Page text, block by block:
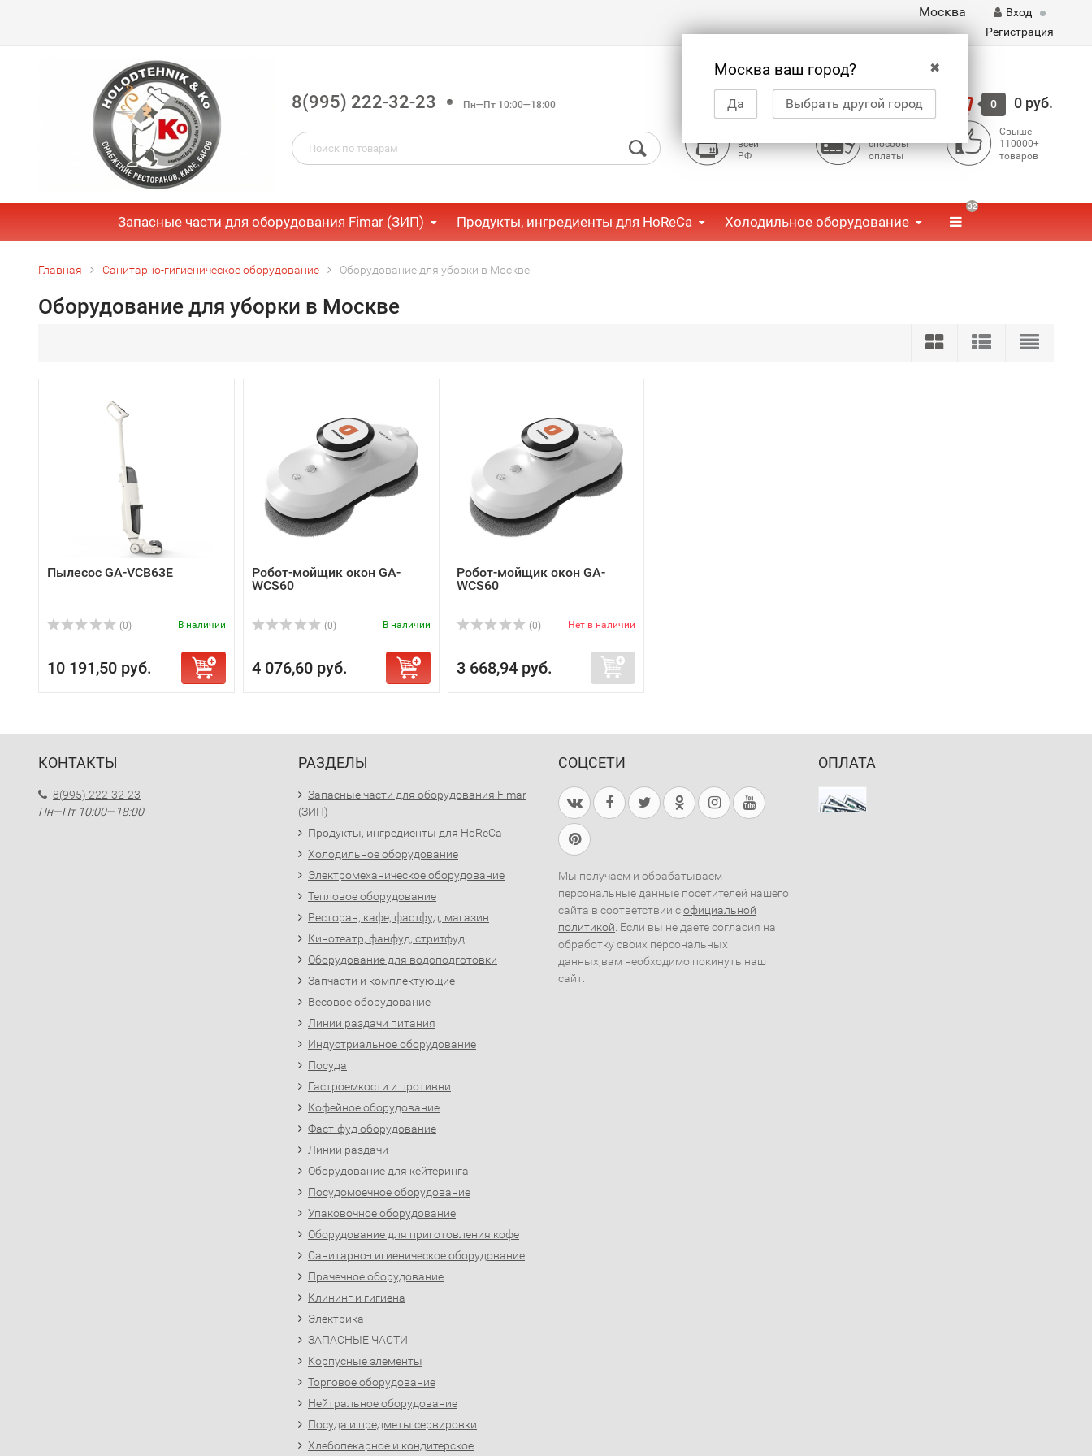
Москва
✖
Москва ваш город?
Да Выбрать другой город
Вход
Регистрация
8(995) 222-32-23 Пн—Пт 10:00—18:00 Корзина 0 0 руб.
всей
РФ
способы
оплаты
Свыше
110000+
товаров
Запасные части для оборудования Fimar (ЗИП) Продукты, ингредиенты для HoReCa Холодильное оборудование
32
Главная Санитарно-гигиеническое оборудование Оборудование для уборки в Москве
Оборудование для уборки в Москве
Пылесос GA-VCB63E
(0) В наличии
10 191,50 руб.
Робот-мойщик окон GA-
WCS60
(0) В наличии
4 076,60 руб.
Робот-мойщик окон GA-
WCS60
(0) Нет в наличии
3 668,94 руб.
КОНТАКТЫ
8(995) 222-32-23
Пн—Пт 10:00—18:00
РАЗДЕЛЫ
Запасные части для оборудования Fimar
(ЗИП)
Продукты, ингредиенты для HoReCa
Холодильное оборудование
Электромеханическое оборудование
Тепловое оборудование
Ресторан, кафе, фастфуд, магазин
Кинотеатр, фанфуд, стритфуд
Оборудование для водоподготовки
Запчасти и комплектующие
Весовое оборудование
Линии раздачи питания
Индустриальное оборудование
Посуда
Гастроемкости и противни
Кофейное оборудование
Фаст-фуд оборудование
Линии раздачи
Оборудование для кейтеринга
Посудомоечное оборудование
Упаковочное оборудование
Оборудование для приготовления кофе
Санитарно-гигиеническое оборудование
Прачечное оборудование
Клининг и гигиена
Электрика
ЗАПАСНЫЕ ЧАСТИ
Корпусные элементы
Торговое оборудование
Нейтральное оборудование
Посуда и предметы сервировки
Хлебопекарное и кондитерское
СОЦСЕТИ
Мы получаем и обрабатываем
персональные данные посетителей нашего
сайта в соответствии софициальной
политикой . Если вы не даете согласия на
обработку своих персональных
данных,вам необходимо покинуть наш
сайт.
ОПЛАТА